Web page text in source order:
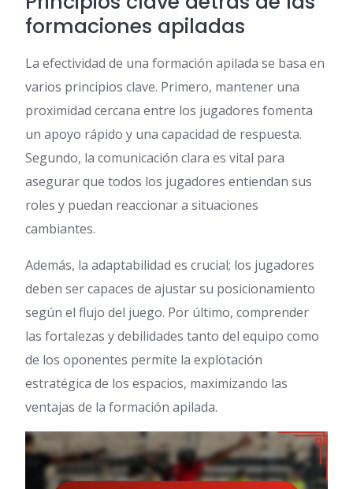
formaciones apiladas
La efectividad de una formación apilada se basa en
varios principios clave. Primero, mantener una
proximidad cercana entre los jugadores fomenta
un apoyo rápido y una capacidad de respuesta.
Segundo, la comunicación clara es vital para
asegurar que todos los jugadores entiendan sus
roles y puedan reaccionar a situaciones
cambiantes.
Además, la adaptabilidad es crucial; los jugadores
deben ser capaces de ajustar su posicionamiento
según el flujo del juego. Por último, comprender
las fortalezas y debilidades tanto del equipo como
de los oponentes permite la explotación
estratégica de los espacios, maximizando las
ventajas de la formación apilada.